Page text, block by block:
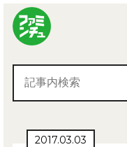
2017.03.03